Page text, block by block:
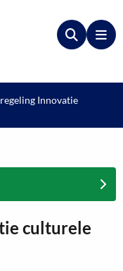
Zoeken
Innovatie
culturele